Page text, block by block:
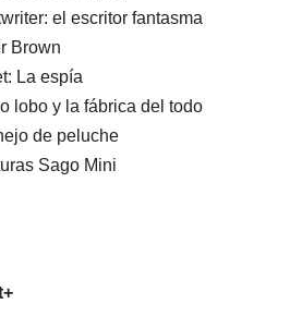
el escritor fantasma
Brown
La espía
lobo y la fábrica del todo
de peluche
Sago Mini